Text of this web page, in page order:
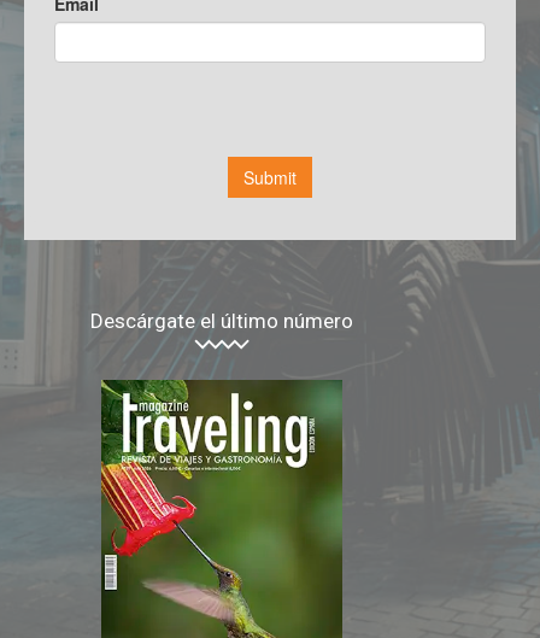
Descárgate el último número